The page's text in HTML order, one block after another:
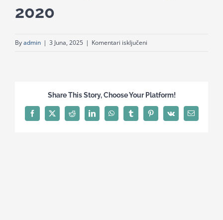
for:
2020
Byadmin | 3 Juna, 2025 | Komentari isključeni
2020
Share This Story, Choose Your Platform!
Facebook
X Reddit LinkedInWhatsAppTumblrPinterest
Vk Email